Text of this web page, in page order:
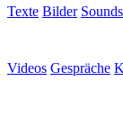
Texte Bilder Sounds
Videos Gespräche